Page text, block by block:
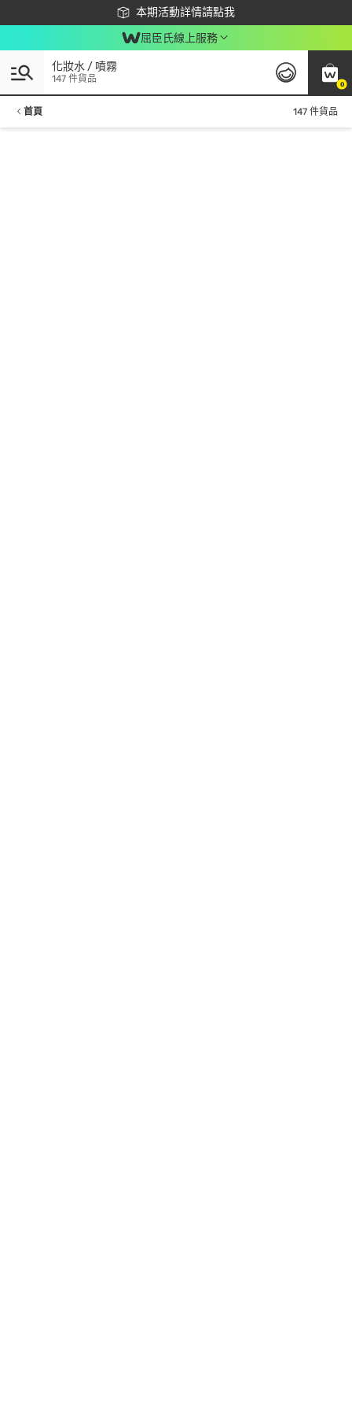
本期活動詳情請點我
下載app最高回饋$350
屈臣氏線上服務
0
化妝水 / 噴霧
147 件貨品
首頁 147 件貨品